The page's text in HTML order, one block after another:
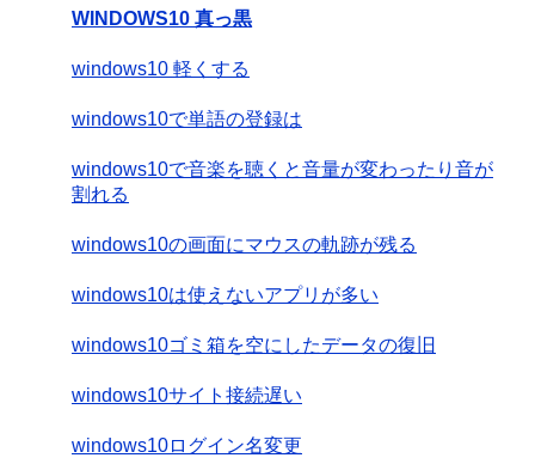
WINDOWS10 真っ黒
windows10 軽くする
windows10で単語の登録は
windows10で音楽を聴くと音量が変わったり音が
割れる
windows10の画面にマウスの軌跡が残る
windows10は使えないアプリが多い
windows10ゴミ箱を空にしたデータの復旧
windows10サイト接続遅い
windows10ログイン名変更